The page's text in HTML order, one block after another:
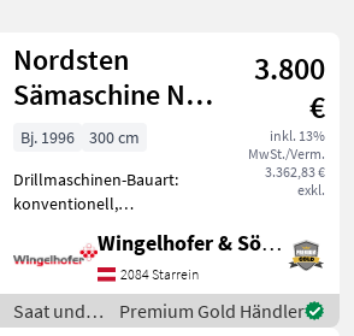
Nordsten
Sämaschine NS
1030
3.800
€
inkl. 13%
MwSt./Verm.
3.362,83 €
exkl.
Bj. 1996
300 cm
Drillmaschinen-Bauart:
konventionell,
Schleppschare,
Extrastriegel 3m
Arbeitsbreite
Schleppschare, Antrieb
Wingelhofer & Söhne GmbH
2084 Starrein
Saat und
Premium Gold Händler